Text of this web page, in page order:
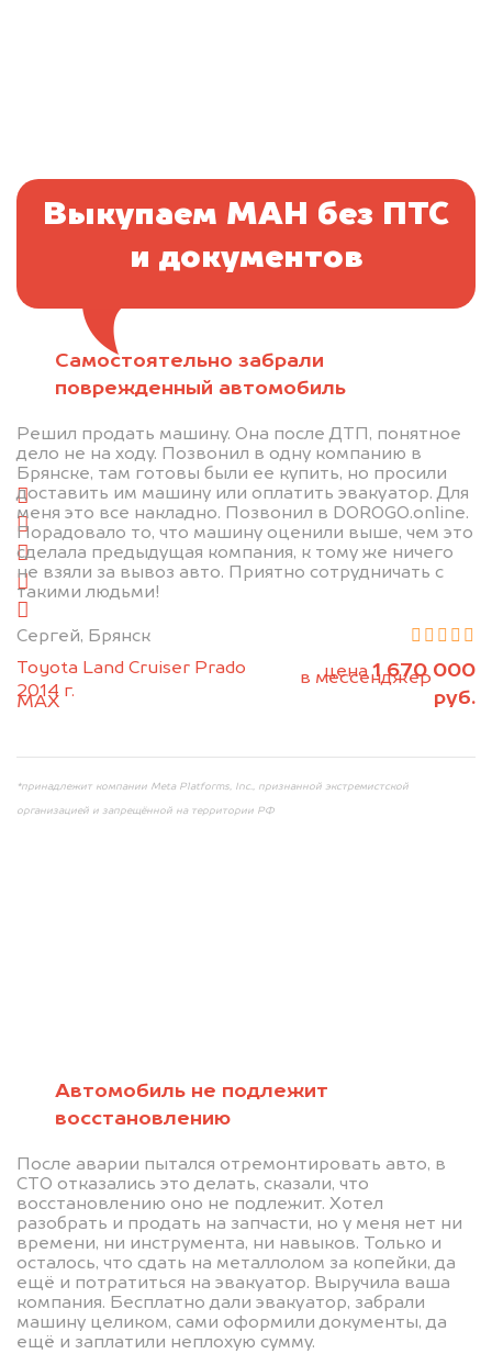
Самостоятельно забрали
поврежденный автомобиль
Решил продать машину. Она после ДТП, понятное
дело не на ходу. Позвонил в одну компанию в
Брянске, там готовы были ее купить, но просили
доставить им машину или оплатить эвакуатор. Для
меня это все накладно. Позвонил в DOROGO.online.
Порадовало то, что машину оценили выше, чем это
сделала предыдущая компания, к тому же ничего
не взяли за вывоз авто. Приятно сотрудничать с
такими людьми!
Сергей, Брянск
Toyota Land Cruiser Prado
2014 г.
цена1 670 000
руб.
Автомобиль не подлежит
восстановлению
После аварии пытался отремонтировать авто, в
СТО отказались это делать, сказали, что
восстановлению оно не подлежит. Хотел
разобрать и продать на запчасти, но у меня нет ни
времени, ни инструмента, ни навыков. Только и
осталось, что сдать на металлолом за копейки, да
ещё и потратиться на эвакуатор. Выручила ваша
компания. Бесплатно дали эвакуатор, забрали
машину целиком, сами оформили документы, да
ещё и заплатили неплохую сумму.
Выкупаем МАН без ПТС
и документов
Отправьте фотографии автомобиля — через
1. Сфотографируйте машину:
спереди
сзади
слева
+79584983298 по WhatsApp*, в мессенджер
MAX
*принадлежит компании Meta Platforms, Inc., признанной экстремистской
организацией и запрещённой на территории РФ
БЕСПЛАТНО
разборку.
Мы купим ваше авто на 20.000 руб.
дороже, чем предлагают на
автоаукционах.